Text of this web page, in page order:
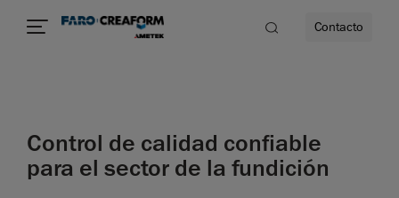
Contacto
Control de calidad confiable
para el sector de la fundición